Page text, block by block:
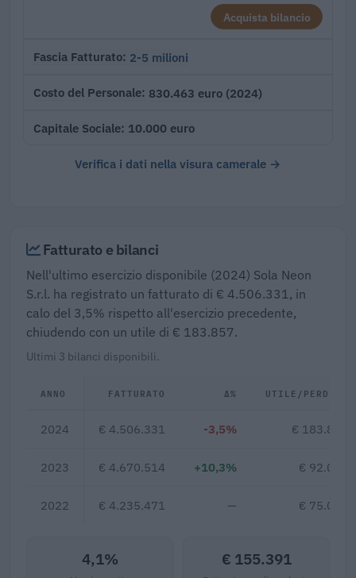
Acquista bilancio
Fascia Fatturato 2-5 milioni
Costo del Personale 830.463 euro (2024)
Capitale Sociale 10.000 euro
Verifica i dati nella visura camerale →
Fatturato e bilanci
Nell'ultimo esercizio disponibile (2024) Sola Neon
S.r.l. ha registrato un fatturato di € 4.506.331, in
calo del 3,5% rispetto all'esercizio precedente,
chiudendo con un utile di € 183.857.
Ultimi 3 bilanci disponibili.
ANNO FATTURATO Δ% UTILE/PERDITA
2024 € 4.506.331 -3,5% € 183.857
2023 € 4.670.514 +10,3% € 92.021
2022 € 4.235.471 — € 75.055
4,1% € 155.391